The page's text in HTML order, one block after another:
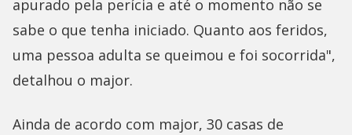
apurado pela perícia e até o momento não se
sabe o que tenha iniciado. Quanto aos feridos,
uma pessoa adulta se queimou e foi socorrida",
detalhou o major.
Ainda de acordo com major, 30 casas de